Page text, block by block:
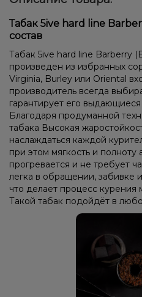
Табак 5ive hard line
состав
Табак 5ive hard line Barberry
произведен из избранных
Virginia, Burley или Oriental
производитель всегда
гарантирует его
Благодаря продуманной
табака Высокая
наслаждаться каждой
при этом мягкость и
прогревается и не требует
легка в обращении, забивке
что делает процесс
Такой табак подойдёт в